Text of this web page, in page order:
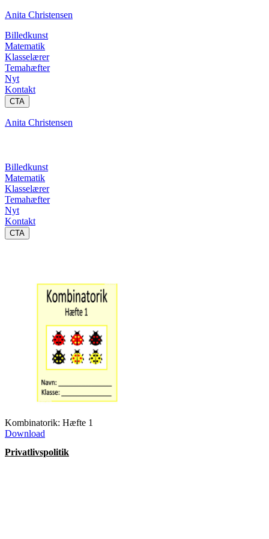
Anita Christensen
Billedkunst
Matematik
Klasselærer
Temahæfter
Nyt
Kontakt
CTA
Anita Christensen
Billedkunst
Matematik
Klasselærer
Temahæfter
Nyt
Kontakt
CTA
Kombinatorik: Hæfte 1
Download
Privatlivspolitik